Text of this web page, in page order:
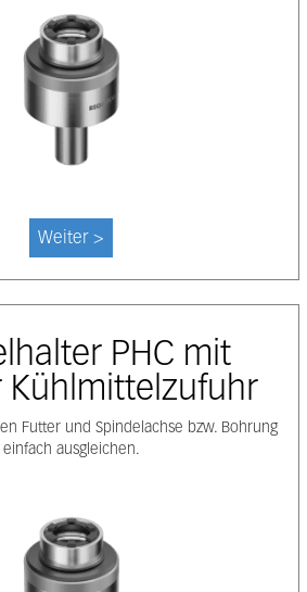
Weiter >
PHC mit
Kühlmittelzufuhr
Futter und Spindelachse bzw. Bohrung
einfach ausgleichen.